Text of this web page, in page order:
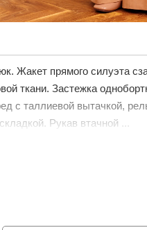
Жакет прямого силуэта
ткани. Застежка
с таллиевой вытачкой,
Рукав втачной ...